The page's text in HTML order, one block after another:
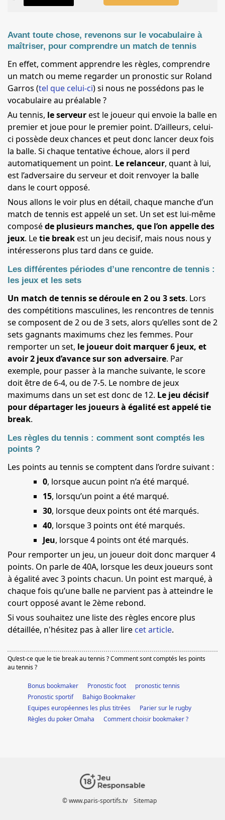
Avant toute chose, revenons sur le vocabulaire à
maîtriser, pour comprendre un match de tennis
En effet, comment apprendre les règles, comprendre
un match ou meme regarder un pronostic sur Roland
Garros (tel que celui-ci) si nous ne possédons pas le
vocabulaire au préalable ?
Au tennis, le serveurest le joueur qui envoie la balle en
premier et joue pour le premier point. D’ailleurs, celui-
ci possède deux chances et peut donc lancer deux fois
la balle. Si chaque tentative échoue, alors il perd
automatiquement un point. Le relanceur, quant à lui,
est l’adversaire du serveur et doit renvoyer la balle
dans le court opposé.
Nous allons le voir plus en détail, chaque manche d’un
match de tennis est appelé un set. Un set est lui-même
composéde plusieurs manches, que l’on appelle des
jeux. Letie breakest un jeu decisif, mais nous nous y
intéresserons plus tard dans ce guide.
Les différentes périodes d’une rencontre de tennis :
les jeux et les sets
Un match de tennis se déroule en 2 ou 3 sets. Lors
des compétitions masculines, les rencontres de tennis
se composent de 2 ou de 3 sets, alors qu’elles sont de 2
sets gagnants maximums chez les femmes. Pour
remporter un set, le joueur doit marquer 6 jeux, et
avoir 2 jeux d’avance sur son adversaire. Par
exemple, pour passer à la manche suivante, le score
doit être de 6-4, ou de 7-5. Le nombre de jeux
maximums dans un set est donc de 12. Le jeu décisif
pour départager les joueurs à égalité est appelé tie
break.
Les règles du tennis : comment sont comptés les
points ?
Les points au tennis se comptent dans l’ordre suivant :
0, lorsque aucun point n’a été marqué.
15, lorsqu’un point a été marqué.
30, lorsque deux points ont été marqués.
40, lorsque 3 points ont été marqués.
Jeu, lorsque 4 points ont été marqués.
Pour remporter un jeu, un joueur doit donc marquer 4
points. On parle de 40A, lorsque les deux joueurs sont
à égalité avec 3 points chacun. Un point est marqué, à
chaque fois qu’une balle ne parvient pas à atteindre le
court opposé avant le 2ème rebond.
Si vous souhaitez une liste des règles encore plus
détaillée, n'hésitez pas à aller lire cet article.
Qu’est-ce que le tie break au tennis ? Comment sont comptés les points
au tennis ?
Bonus bookmaker Pronostic foot
pronostic tennis
Pronostic sportif
Bahigo Bookmaker
Equipes européennes les plus titrées
Parier sur le rugby
Règles du poker Omaha
Comment choisir bookmaker ?
© www.paris-sportifs.tv Sitemap